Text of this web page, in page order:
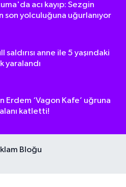
acı kayıp: Sezgin
son yolculuğuna uğurlanıyor
saldırısı anne ile 5 yaşındaki
yaralandı
Erdem ‘Vagon Kafe’ uğruna
katletti!